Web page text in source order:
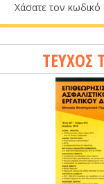
Χάσατε τον κωδικό
ΤΕΥΧΟΣ